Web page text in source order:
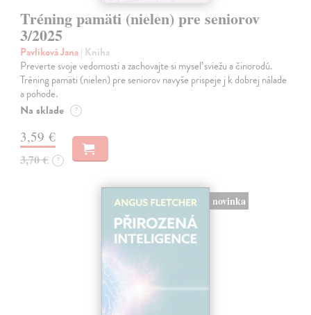
Tréning pamäti (nielen) pre seniorov
3/2025
Pavlíková Jana| Kniha
Preverte svoje vedomosti a zachovajte si myseľ sviežu a činorodú.
Tréning pamäti (nielen) pre seniorov navyše prispeje j k dobrej nálade
a pohode.
Na sklade ?
3,59 €
3,70 € ?
novinka